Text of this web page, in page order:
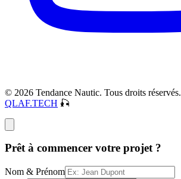
© 2026 Tendance Nautic. Tous droits réservés.
QLAF.TECH 🎣
Prêt à commencer votre projet ?
Nom & Prénom